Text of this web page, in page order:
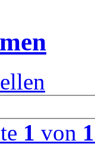
1 von